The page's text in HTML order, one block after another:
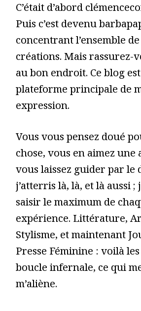
C’était d’abord
Puis c’est devenu
concentrant l’ensemble
créations. Mais rassurez-
au bon endroit. Ce blog
plateforme principale de
expression.
Vous vous pensez doué
chose, vous en aimez une
vous laissez guider par
j’atterris là, là, et là aussi ;
saisir le maximum de
expérience. Littérature,
Stylisme, et maintenant
Presse Féminine : voilà
boucle infernale, ce qui
m’aliène.